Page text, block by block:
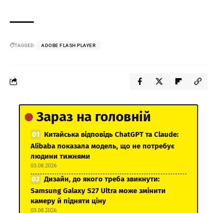
TAGGED: ADOBE FLASH PLAYER
Зараз на головній
Китайська відповідь ChatGPT та Claude:
Alibaba показала модель, що не потребує
людини тижнями
03.08.2026
Дизайн, до якого треба звикнути:
Samsung Galaxy S27 Ultra може змінити
камеру й підняти ціну
03.08.2026